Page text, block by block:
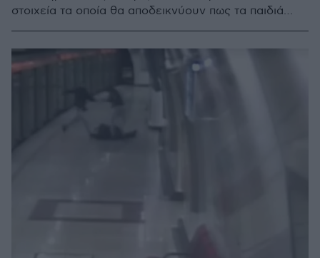
στοιχεία τα οποία θα αποδεικνύουν πως τα παιδιά